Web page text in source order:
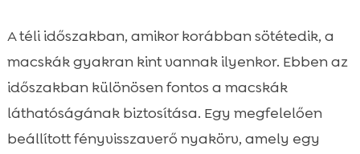
A téli időszakban, amikor korábban sötétedik, a
macskák gyakran kint vannak ilyenkor. Ebben az
időszakban különösen fontos a macskák
láthatóságának biztosítása. Egy megfelelően
beállított fényvisszaverő nyakörv, amely egy